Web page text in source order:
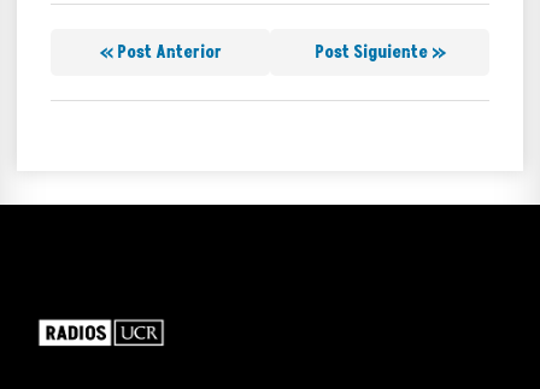
« Post Anterior Post Siguiente »